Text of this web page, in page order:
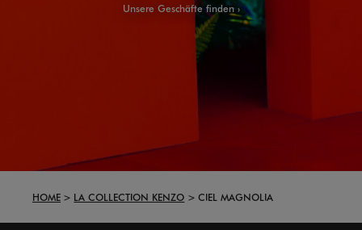
Unsere Geschäfte finden
HOME LA COLLECTION KENZO CIEL MAGNOLIA